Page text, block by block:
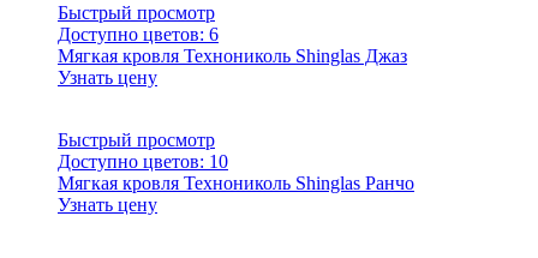
Быстрый просмотр
Доступно цветов: 6
Мягкая кровля Технониколь Shinglas Джаз
Узнать цену
Быстрый просмотр
Доступно цветов: 10
Мягкая кровля Технониколь Shinglas Ранчо
Узнать цену